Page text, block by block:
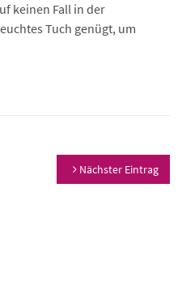
keinen Fall in der
Tuch genügt, um
Nächster Eintrag